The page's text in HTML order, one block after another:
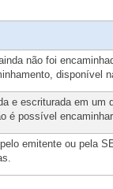
não foi
disponível
e escriturada em um
é possível
emitente ou pela